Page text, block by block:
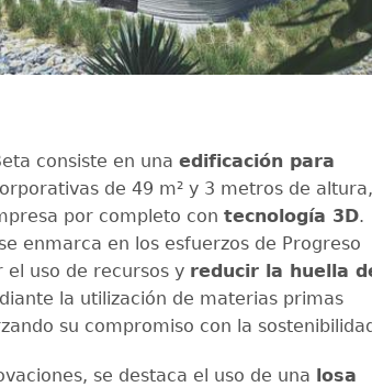
consiste en una edificación para
de 49 m² y 3 metros de altura,
por completo con tecnología 3D.
enmarca en los esfuerzos de Progreso
el uso de recursos y reducir la huella
la utilización de materias primas
su compromiso con la
se destaca el uso de una losa